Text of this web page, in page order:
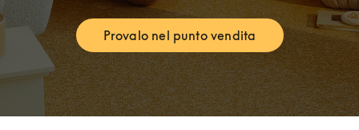
Provalo nel punto vendita
Link Opens in New Tab